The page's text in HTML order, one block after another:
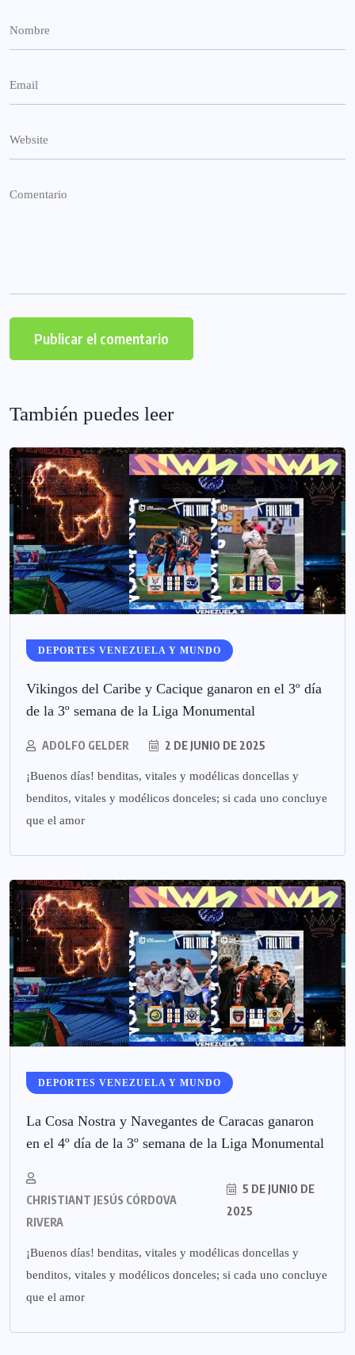
También puedes leer
DEPORTES VENEZUELA Y MUNDO
Vikingos del Caribe y Cacique ganaron en el 3º día
de la 3º semana de la Liga Monumental
ADOLFO GELDER 2 DE JUNIO DE 2025
¡Buenos días! benditas, vitales y modélicas doncellas y
benditos, vitales y modélicos donceles; si cada uno concluye
que el amor
DEPORTES VENEZUELA Y MUNDO
La Cosa Nostra y Navegantes de Caracas ganaron
en el 4º día de la 3º semana de la Liga Monumental
CHRISTIANT JESÚS CÓRDOVA
RIVERA
5 DE JUNIO DE
2025
¡Buenos días! benditas, vitales y modélicas doncellas y
benditos, vitales y modélicos donceles; si cada uno concluye
que el amor